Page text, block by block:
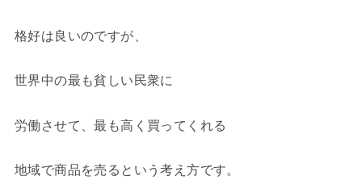
格好は良いのですが、
世界中の最も貧しい民衆に
労働させて、最も高く買ってくれる
地域で商品を売るという考え方です。